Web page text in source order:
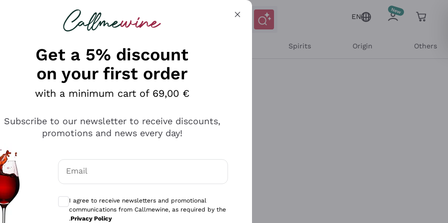
looking for
EN
Spirits Origin Others
professionalità
Get a 5% discount
on your first order
with a minimum cart of 69,00 €
Subscribe to our newsletter to receive discounts,
promotions and news every day!
Email
I agree to receive newsletters and promotional
communications from Callmewine, as required by the
.Privacy Policy